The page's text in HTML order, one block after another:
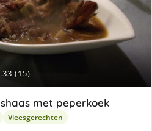
(15)
met peperkoek
Vleesgerechten